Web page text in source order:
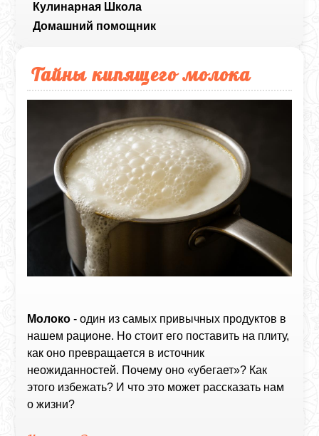
Кулинарная Школа
Домашний помощник
Тайны кипящего молока
Молоко - один из самых привычных продуктов в
нашем рационе. Но стоит его поставить на плиту,
как оно превращается в источник
неожиданностей. Почему оно «убегает»? Как
этого избежать? И что это может рассказать нам
о жизни?